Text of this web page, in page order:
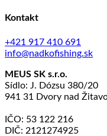
Kontakt
+421 917 410 691
info@nadkofishing.sk
MEUS SK s.r.o.
Sídlo: J. Dózsu 380/20
941 31 Dvory nad
IČO: 53 122 216
DIČ: 2121274925